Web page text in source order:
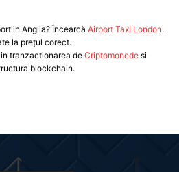
in Anglia? Încearcă Airport Taxi London.
la prețul corect.
tranzactionarea de Criptomonedesi
blockchain.